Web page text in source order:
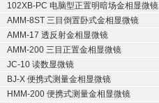
102XB-PC 电脑型正置明暗场金相显微镜
AMM-8ST 三目倒置卧式金相显微镜
AMM-17 透反射金相显微镜
AMM-200 三目正置金相显微镜
JC-10 读数显微镜
BJ-X 便携式测量金相显微镜
HMM-200 便携式测量金相显微镜